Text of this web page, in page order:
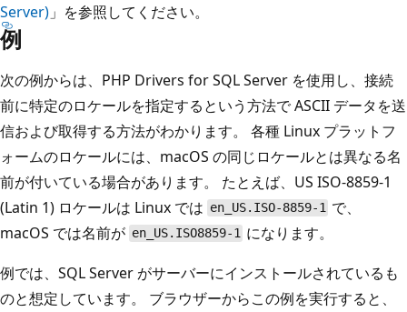
Server) 」を参照してください。
例
次の例からは、PHP Drivers for SQL Server を使用し、接続
前に特定のロケールを指定するという方法で ASCII データを送
信および取得する方法がわかります。 各種 Linux プラットフ
ォームのロケールには、macOS の同じロケールとは異なる名
前が付いている場合があります。 たとえば、US ISO-8859-1
(Latin 1) ロケールは Linux では en_US.ISO-8859-1 で、
macOS では名前が en_US.ISO8859-1 になります。
例では、SQL Server がサーバーにインストールされているも
のと想定しています。 ブラウザーからこの例を実行すると、